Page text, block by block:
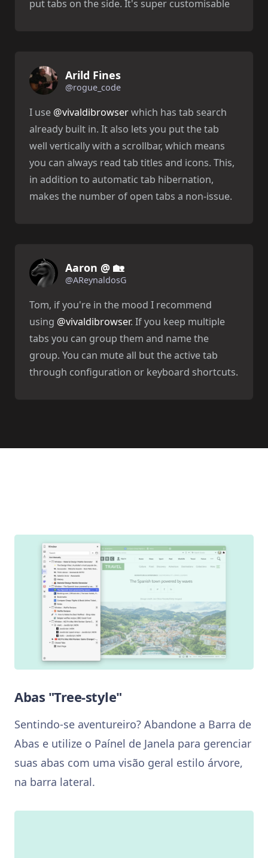
put tabs on the side. It's super customisable
Arild Fines
@rogue_code
I use @vivaldibrowserwhich has tab search
already built in. It also lets you put the tab
well vertically with a scrollbar, which means
you can always read tab titles and icons. This,
in addition to automatic tab hibernation,
makes the number of open tabs a non-issue.
Aaron @ 🏡
@AReynaldosG
Tom, if you're in the mood I recommend
using @vivaldibrowser. If you keep multiple
tabs you can group them and name the
group. You can mute all but the active tab
through configuration or keyboard shortcuts.
Abas "Tree-style"
Sentindo-se aventureiro? Abandone a Barra de
Abas e utilize o Paínel de Janela para gerenciar
suas abas com uma visão geral estilo árvore,
na barra lateral.